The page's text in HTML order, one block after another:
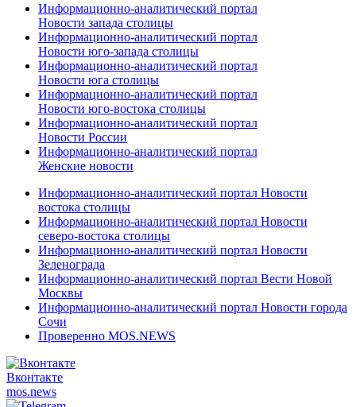
Информационно-аналитический портал
Новости запада столицы
Информационно-аналитический портал
Новости юго-запада столицы
Информационно-аналитический портал
Новости юга столицы
Информационно-аналитический портал
Новости юго-востока столицы
Информационно-аналитический портал
Новости России
Информационно-аналитический портал
Женские новости
Информационно-аналитический портал Новости
востока столицы
Информационно-аналитический портал Новости
северо-востока столицы
Информационно-аналитический портал Новости
Зеленограда
Информационно-аналитический портал Вести Новой
Москвы
Информационно-аналитический портал Новости города
Сочи
Проверенно MOS.NEWS
Вконтакте
mos.news